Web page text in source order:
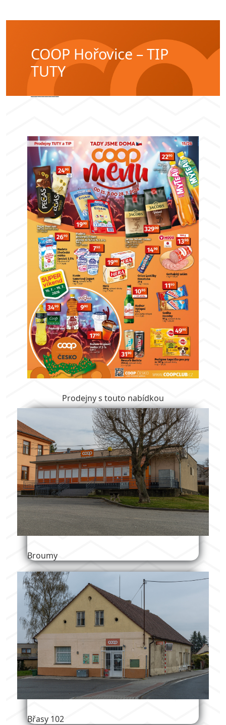
COOP Hořovice – TIP
TUTY
Prodejny s touto nabídkou
Broumy
Břasy 102